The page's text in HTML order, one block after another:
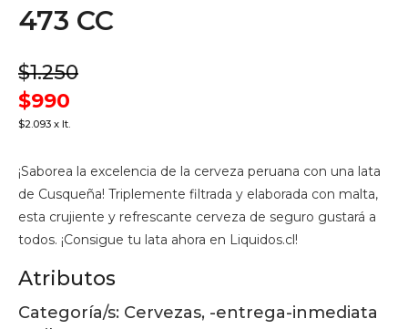
473 CC
$1.250
$990
$2.093 x lt.
¡Saborea la excelencia de la cerveza peruana con una lata
de Cusqueña! Triplemente filtrada y elaborada con malta,
esta crujiente y refrescante cerveza de seguro gustará a
todos. ¡Consigue tu lata ahora en Liquidos.cl!
Atributos
Categoría/s: Cervezas, -entrega-inmediata